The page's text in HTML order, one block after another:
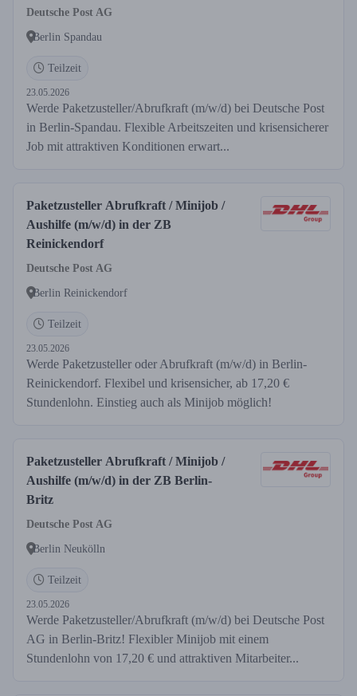
Deutsche Post AG
Berlin Spandau
Teilzeit
23.05.2026
Werde Paketzusteller/Abrufkraft (m/w/d) bei Deutsche Post
in Berlin-Spandau. Flexible Arbeitszeiten und krisensicherer
Job mit attraktiven Konditionen erwart...
Paketzusteller Abrufkraft / Minijob /
Aushilfe (m/w/d) in der ZB
Reinickendorf
Deutsche Post AG
Berlin Reinickendorf
Teilzeit
23.05.2026
Werde Paketzusteller oder Abrufkraft (m/w/d) in Berlin-
Reinickendorf. Flexibel und krisensicher, ab 17,20 €
Stundenlohn. Einstieg auch als Minijob möglich!
Paketzusteller Abrufkraft / Minijob /
Aushilfe (m/w/d) in der ZB Berlin-
Britz
Deutsche Post AG
Berlin Neukölln
Teilzeit
23.05.2026
Werde Paketzusteller/Abrufkraft (m/w/d) bei Deutsche Post
AG in Berlin-Britz! Flexibler Minijob mit einem
Stundenlohn von 17,20 € und attraktiven Mitarbeiter...